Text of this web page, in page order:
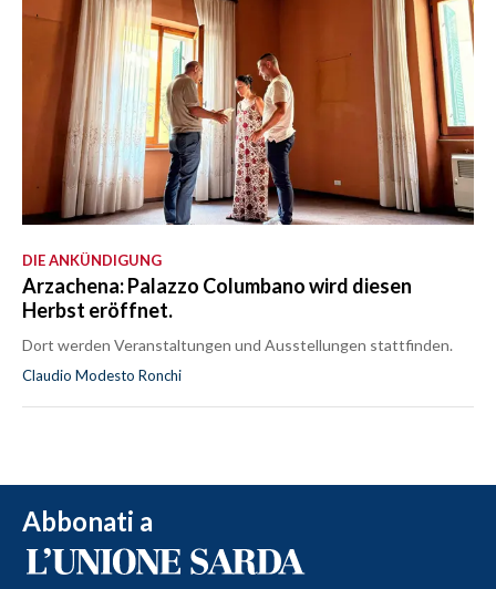
DIE ANKÜNDIGUNG
Arzachena: Palazzo Columbano wird diesen
Herbst eröffnet.
Dort werden Veranstaltungen und Ausstellungen stattfinden.
Claudio Modesto Ronchi
Abbonati a